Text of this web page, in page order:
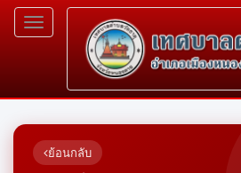
Toggle
navigation
ย้อนกลับ